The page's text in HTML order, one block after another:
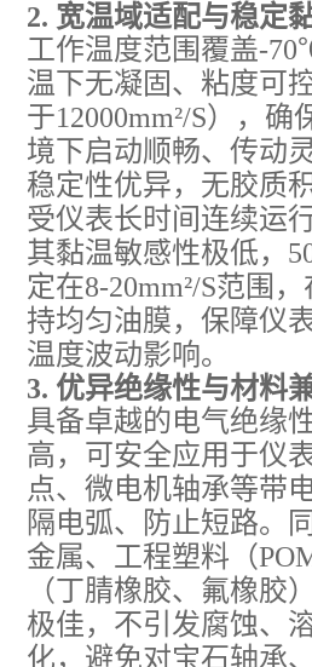
2. 宽温域适配与稳定
工作温度范围覆盖-
温下无凝固、粘度可
于12000mm²/S），
境下启动顺畅、传动
稳定性优异，无胶质
受仪表长时间连续运
其黏温敏感性极低，
定在8-20mm²/S范围
持均匀油膜，保障仪
温度波动影响。
3. 优异绝缘性与材料
具备卓越的电气绝缘
高，可安全应用于仪
点、微电机轴承等带
隔电弧、防止短路。
金属、工程塑料（
（丁腈橡胶、氟橡胶
极佳，不引发腐蚀、
化，避免对宝石轴承